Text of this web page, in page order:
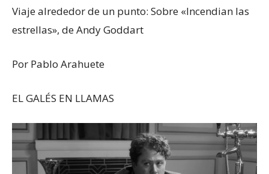
Viaje alrededor de un punto: Sobre «Incendian las
estrellas», de Andy Goddart
Por Pablo Arahuete
EL GALÉS EN LLAMAS